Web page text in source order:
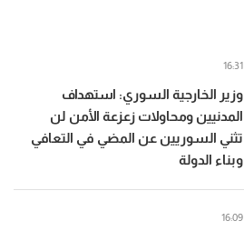
وزير الخارجية السوري: استهداف
المدنيين ومحاولات زعزعة الأمن لن
تثني السوريين عن المضي في التعافي
وبناء الدولة
16:31
16:09